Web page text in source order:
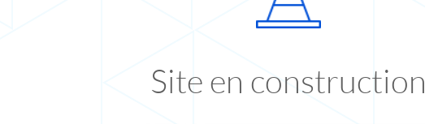
Site en construction